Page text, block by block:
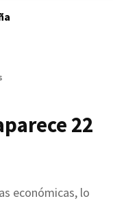
22
económicas, lo